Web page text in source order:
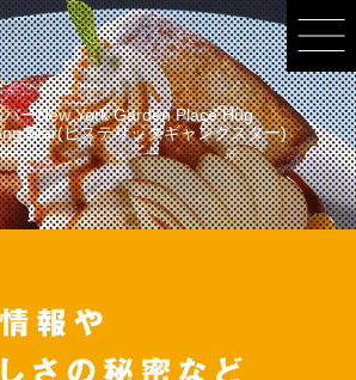
ーNew York Garden Place Hug
Star(ヒステリックギャングスター)